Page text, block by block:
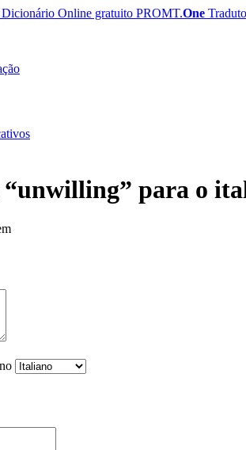
PROMT.One
“unwilling” para o